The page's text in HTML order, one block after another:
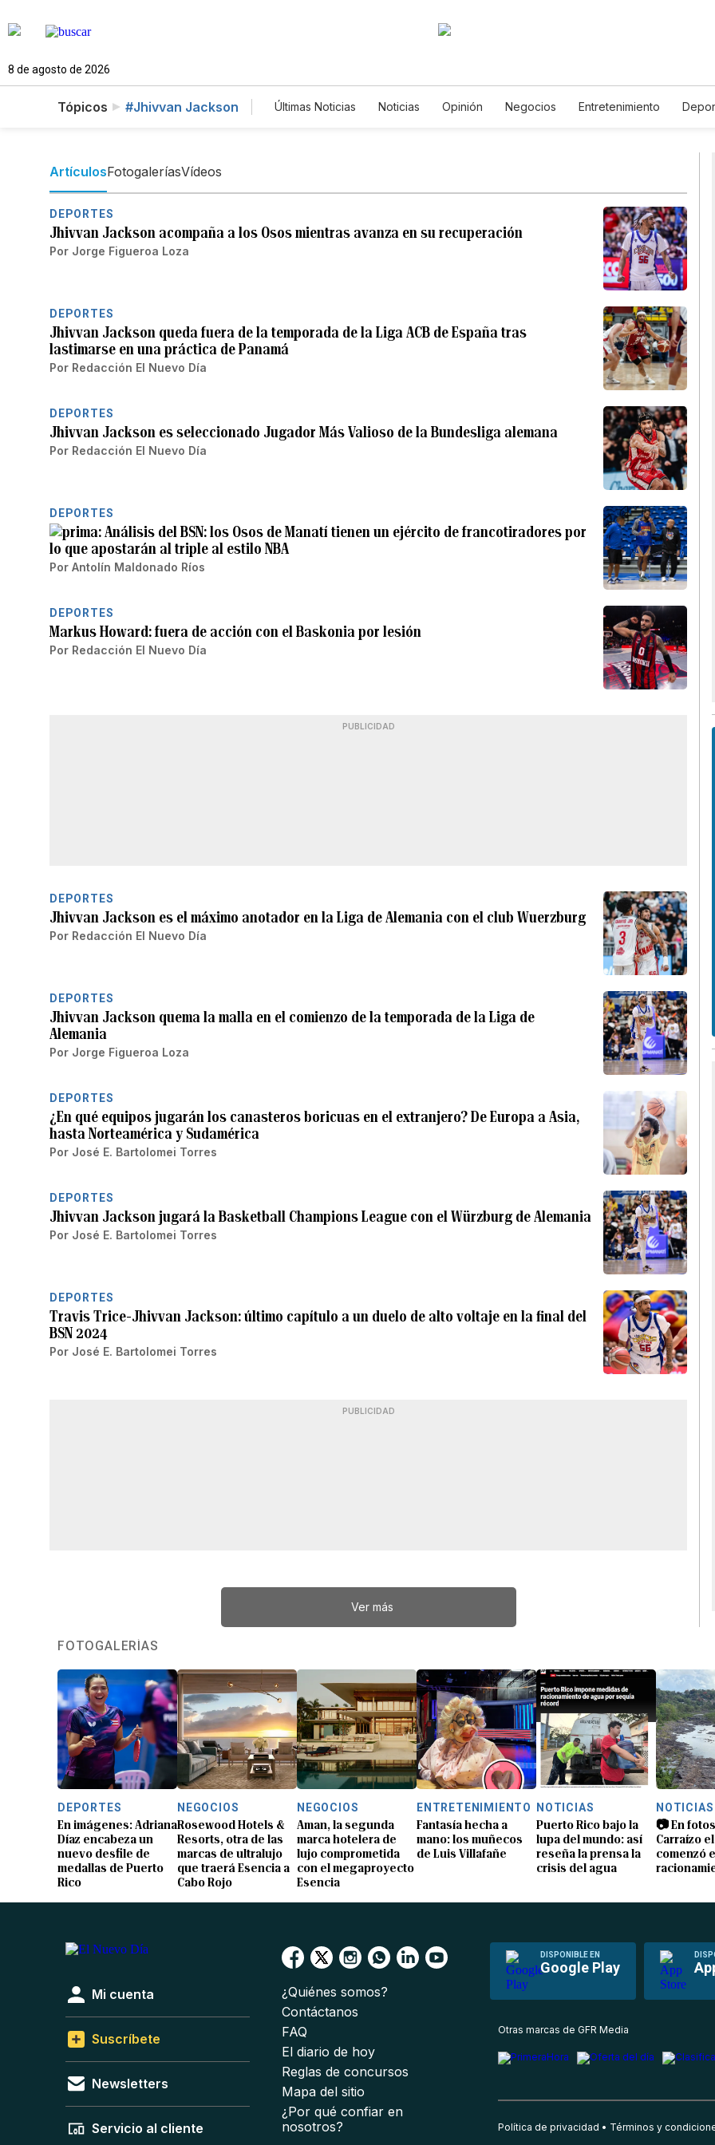
8 de agosto de 2026
Tópicos #Jhivvan Jackson Últimas Noticias Noticias Opinión Negocios Entretenimiento
ArtículosFotogaleríasVídeos
DEPORTES
Jhivvan Jackson acompaña a los Osos mientras avanza en su recuperación
Por Jorge Figueroa Loza
DEPORTES
Jhivvan Jackson queda fuera de la temporada de la Liga ACB de España tras
lastimarse en una práctica de Panamá
Por Redacción El Nuevo Día
DEPORTES
Jhivvan Jackson es seleccionado Jugador Más Valioso de la Bundesliga alemana
Por Redacción El Nuevo Día
DEPORTES
Análisis del BSN: los Osos de Manatí tienen un ejército de francotiradores por
lo que apostarán al triple al estilo NBA
Por Antolín Maldonado Ríos
DEPORTES
Markus Howard: fuera de acción con el Baskonia por lesión
Por Redacción El Nuevo Día
PUBLICIDAD
DEPORTES
Jhivvan Jackson es el máximo anotador en la Liga de Alemania con el club Wuerzburg
Por Redacción El Nuevo Día
DEPORTES
Jhivvan Jackson quema la malla en el comienzo de la temporada de la Liga de
Alemania
Por Jorge Figueroa Loza
DEPORTES
¿En qué equipos jugarán los canasteros boricuas en el extranjero? De Europa a Asia,
hasta Norteamérica y Sudamérica
Por José E. Bartolomei Torres
DEPORTES
Jhivvan Jackson jugará la Basketball Champions League con el Würzburg de Alemania
Por José E. Bartolomei Torres
DEPORTES
Travis Trice-Jhivvan Jackson: último capítulo a un duelo de alto voltaje en la final del
BSN 2024
Por José E. Bartolomei Torres
PUBLICIDAD
Ver más
FOTOGALERÍAS
DEPORTES
En imágenes: Adriana
Díaz encabeza un
nuevo desfile de
medallas de Puerto
Rico
NEGOCIOS
Rosewood Hotels &
Resorts, otra de las
marcas de ultralujo
que traerá Esencia a
Cabo Rojo
NEGOCIOS
Aman, la segunda
marca hotelera de
lujo comprometida
con el megaproyecto
Esencia
ENTRETENIMIENTO
Fantasía hecha a
mano: los muñecos
de Luis Villafañe
NOTICIAS
Puerto Rico bajo la
lupa del mundo: así
reseña la prensa la
crisis del agua
NOTICIAS
📷 En
Carraízo
comenzó
DISPONIBLE EN
Google Play
Mi cuenta
Suscríbete
Newsletters
Servicio al cliente
¿Quiénes somos?
Contáctanos
FAQ
El diario de hoy
Reglas de concursos
Mapa del sitio
¿Por qué confiar en
nosotros?
Otras marcas de GFR Media
Política de privacidad Términos y